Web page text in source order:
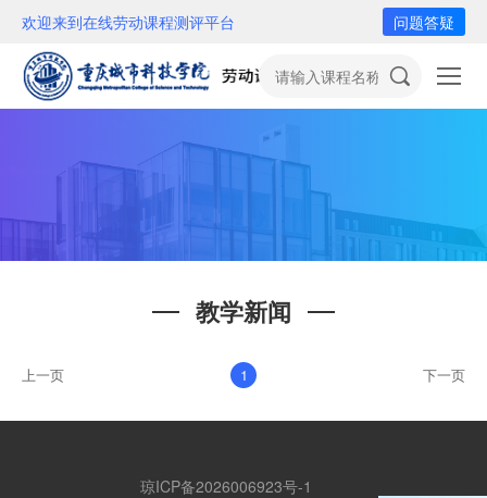
欢迎来到在线劳动课程测评平台 问题答疑
教学新闻
上一页 1 下一页
琼ICP备2026006923号-1